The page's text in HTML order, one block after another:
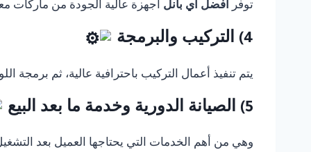
توفر أفضل أي بانل أجهزة عالية الجودة من ماركات
4) التركيب والبرمجة
يتم تنفيذ أعمال التركيب باحترافية عالية، ثم برمجة
5) الصيانة الدورية وخدمة ما بعد البيع
وهي من أهم الخدمات التي يحتاجها العميل بعد